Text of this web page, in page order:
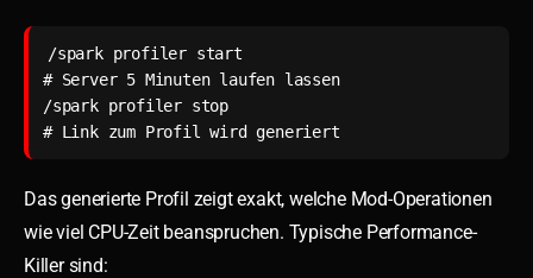
/spark profiler start
# Server 5 Minuten laufen lassen
/spark profiler stop
# Link zum Profil wird generiert
Das generierte Profil zeigt exakt, welche Mod-Operationen
wie viel CPU-Zeit beanspruchen. Typische Performance-
Killer sind: